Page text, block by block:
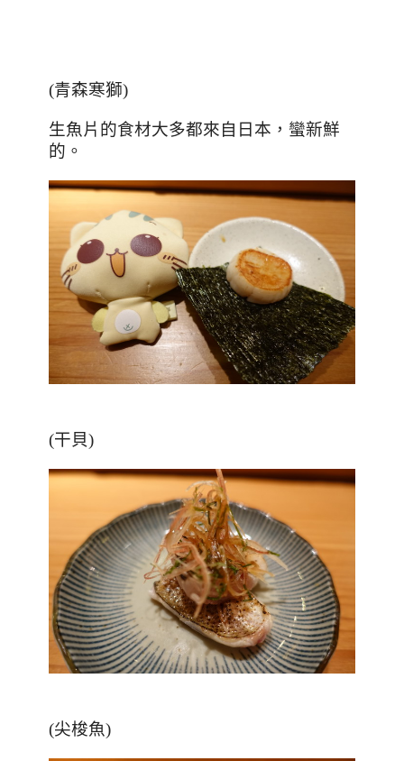
(青森寒獅)
生魚片的食材大多都來自日本，蠻新鮮
的。
(干貝)
(尖梭魚)